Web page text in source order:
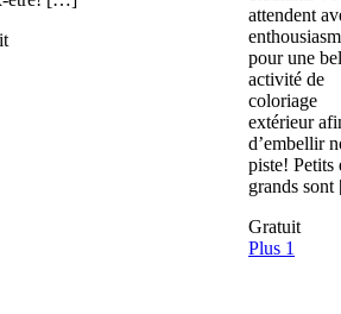
attendent
pour une
activité de
coloriage
extérieur
d’embellir
piste! Petits
grands
Gratuit
Plus 1